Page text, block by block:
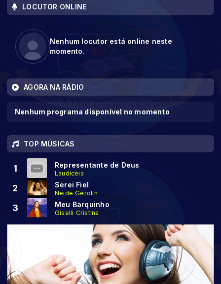
LOCUTOR ONLINE
Nenhum locutor está online neste
momento.
AGORA NA RÁDIO
Nenhum programa disponível no momento
TOP MÚSICAS
1 Representante de Deus
Laudiceia
2 Serei Fiel
Neide Gerolin
3 Meu Barquinho
Giselli Cristina